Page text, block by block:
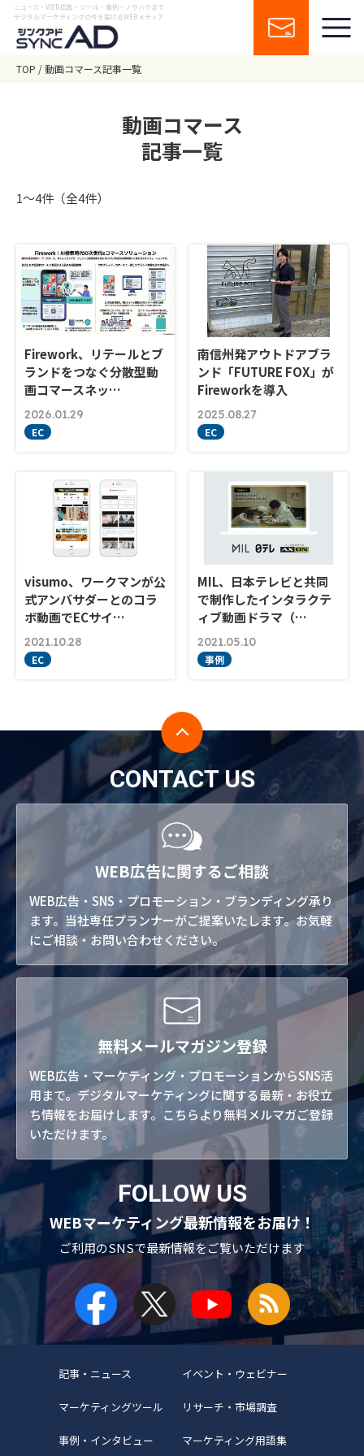
ニュース・WEB広告・ツール・事例・ノウハウまで
デジタルマーケティングの今を届けるWEBメディア
TOP 動画コマース記事一覧
動画コマース
記事一覧
1〜4件（全4件）
Firework、リテールとブ
ランドをつなぐ分散型動
画コマースネッ…
2026.01.29
EC
南信州発アウトドアブラ
ンド「FUTURE FOX」が
Fireworkを導入
2025.08.27
EC
visumo、ワークマンが公
式アンバサダーとのコラ
ボ動画でECサイ…
2021.10.28
EC
MIL、日本テレビと共同
で制作したインタラクテ
ィブ動画ドラマ（…
2021.05.10
事例
CONTACT US
WEB広告に関するご相談
WEB広告・SNS・プロモーション・ブランディング承り
ます。当社専任プランナーがご提案いたします。お気軽
にご相談・お問い合わせください。
無料メールマガジン登録
WEB広告・マーケティング・プロモーションからSNS活
用まで。デジタルマーケティングに関する最新・お役立
ち情報をお届けします。こちらより無料メルマガご登録
いただけます。
FOLLOW US
WEBマーケティング最新情報をお届け！
ご利用のSNSで最新情報をご覧いただけます
記事・ニュース イベント・ウェビナー
マーケティングツール リサーチ・市場調査
事例・インタビュー マーケティング用語集